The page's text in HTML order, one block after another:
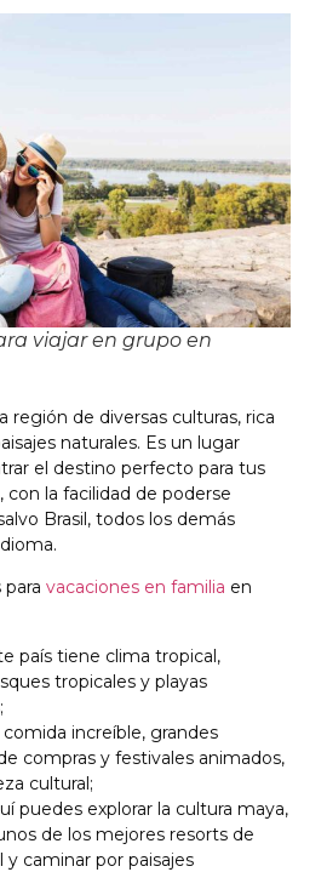
viajar en grupo en
región de diversas culturas, rica
naturales. Es un lugar
el destino perfecto para tus
con la facilidad de poderse
Brasil, todos los demás
vacaciones en familia en
país tiene clima tropical,
tropicales y playas
increíble, grandes
compras y festivales animados,
cultural;
puedes explorar la cultura maya,
de los mejores resorts de
y caminar por paisajes